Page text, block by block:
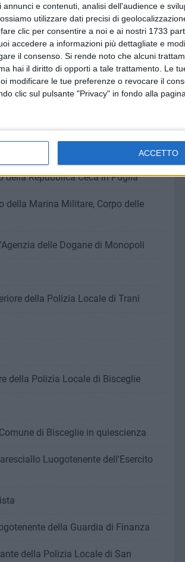
e contenuti, analisi dell'audience e
utilizzare dati precisi di
clic per consentire a noi e ai nostri 1733
accedere a informazioni più dettagliate e
il consenso. Si rende noto che alcuni
hai il diritto di opporti a tale trattamento. Le
modificare le tue preferenze o revocare il
clic sul pulsante "Privacy" in fondo alla
ACCETTO
attualmente in pensione
dell'Unità Operativa Semplice
della Repubblica Ceca in Puglia
della Marina Militare, Corpo delle
delle Dogane di Monopoli
della Polizia Locale di Trani
della Polizia Locale di Bisceglie
di Bisceglie in quiescienza
Luogotenente dell'Esercito
della Guardia di Finanza
della Polizia Locale di San